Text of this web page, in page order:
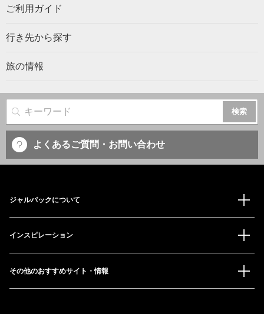
ご利用ガイド
行き先から探す
旅の情報
サイト内検索
よくあるご質問・お問い合わせ
ジャルパックについて
インスピレーション
その他のおすすめサイト・情報